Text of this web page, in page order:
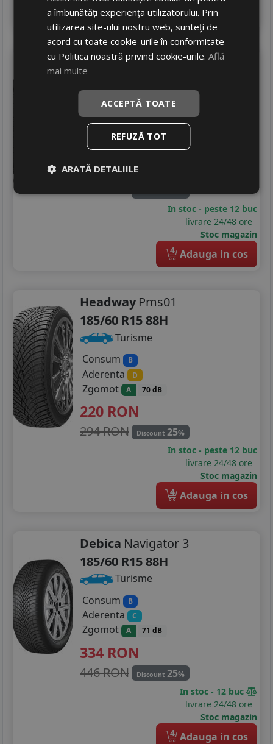
4 Adauga in cos
OvationVi-782 as
175/70 R14 88T
Turisme
Consum C
Aderenta D
Zgomot A 71 dB
200RON
297 RON Discount32%
In stoc - peste 12 buc
livrare 24/48 ore
Stoc magazin
4 Adauga in cos
Headway Pms01
185/60 R15 88H
Turisme
Consum
B
Aderenta D
Zgomot A 70 dB
220 RON
294 RON Discount 25%
In stoc - peste 12 buc
livrare 24/48 ore
Stoc magazin
4 Adauga in cos
Debica Navigator 3
185/60 R15 88H
Turisme
Consum
B
Aderenta C
Zgomot A 71 dB
334 RON
446 RON Discount 25%
In stoc - 12 buc
livrare 24/48 ore
Stoc magazin
4 Adauga in cos
a îmbunătăți experiența utilizatorului. Prin
utilizarea site-ului nostru web, sunteți de
acord cu toate cookie-urile în conformitate
cu Politica noastră privind cookie-urile.Află
mai multe
ACCEPTĂ TOATE
REFUZĂ TOT
ARATĂ DETALIILE